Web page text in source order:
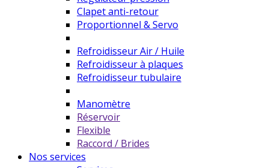
Clapet anti-retour
Proportionnel & Servo
Refroidisseur Air / Huile
Refroidisseur à plaques
Refroidisseur tubulaire
Manomètre
Réservoir
Flexible
Raccord / Brides
Nos services